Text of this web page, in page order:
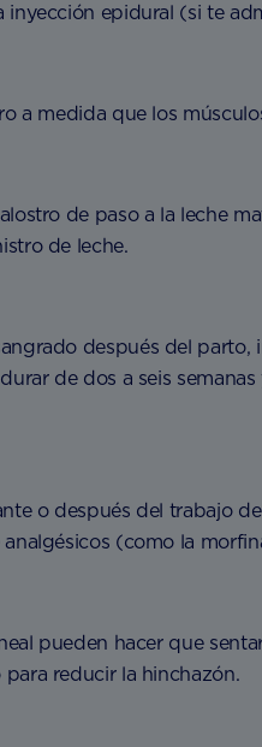
inyección epidural (si te
a medida que los
de paso a la leche
de leche.
después del
de dos a seis
o después del trabajo
(como la
pueden hacer que
reducir la hinchazón.